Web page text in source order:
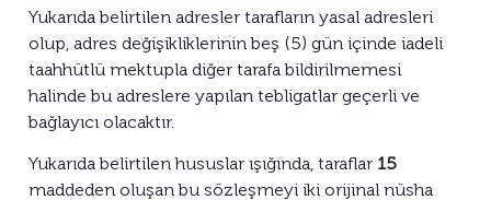
Yukarıda belirtilen adresler tarafların yasal adresleri
olup, adres değişikliklerinin beş (5) gün içinde iadeli
taahhütlü mektupla diğer tarafa bildirilmemesi
halinde bu adreslere yapılan tebligatlar geçerli ve
bağlayıcı olacaktır.
Yukarıda belirtilen hususlar ışığında, taraflar 15
maddeden oluşan bu sözleşmeyi iki orijinal nüsha